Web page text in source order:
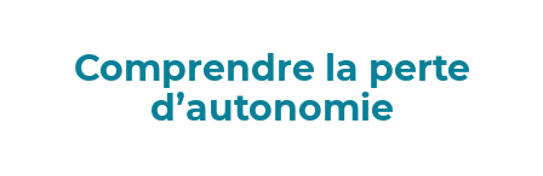
Comprendre la perte
d’autonomie